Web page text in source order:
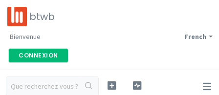
btwb
French
Bienvenue
CONNEXION